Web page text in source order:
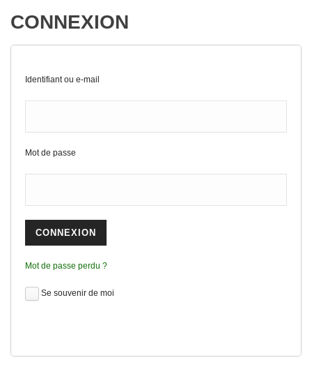
CONNEXION
Identifiant ou e-mail
Mot de passe
Mot de passe perdu ?
Se souvenir de moi